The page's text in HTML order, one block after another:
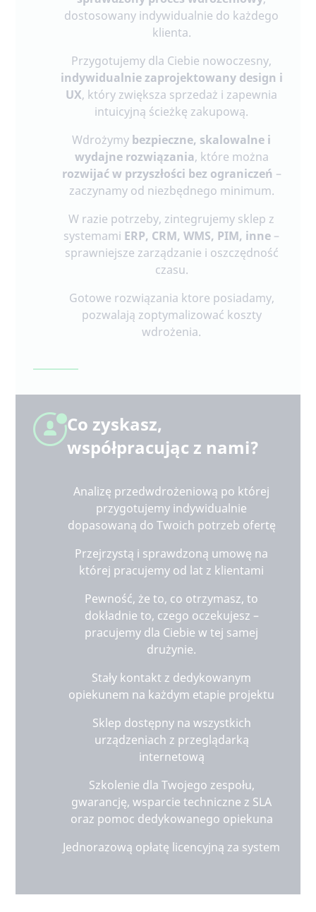
dostosowany indywidualnie do każdego
klienta.
Przygotujemy dla Ciebie nowoczesny,
indywidualnie zaprojektowany design i
UX, który zwiększa sprzedaż i zapewnia
intuicyjną ścieżkę zakupową.
Wdrożymy bezpieczne, skalowalne i
wydajne rozwiązania, które można
rozwijać w przyszłości bez ograniczeń –
zaczynamy od niezbędnego minimum.
W razie potrzeby, zintegrujemy sklep z
systemami ERP, CRM, WMS, PIM, inne –
sprawniejsze zarządzanie i oszczędność
czasu.
Gotowe rozwiązania ktore posiadamy,
pozwalają zoptymalizować koszty
wdrożenia.
Co zyskasz,
współpracując z nami?
Analizę przedwdrożeniową po której
przygotujemy indywidualnie
dopasowaną do Twoich potrzeb ofertę
Przejrzystą i sprawdzoną umowę na
której pracujemy od lat z klientami
Pewność, że to, co otrzymasz, to
dokładnie to, czego oczekujesz –
pracujemy dla Ciebie w tej samej
drużynie.
Stały kontakt z dedykowanym
opiekunem na każdym etapie projektu
Sklep dostępny na wszystkich
urządzeniach z przeglądarką
internetową
Szkolenie dla Twojego zespołu,
gwarancję, wsparcie techniczne z SLA
oraz pomoc dedykowanego opiekuna
Jednorazową opłatę licencyjną za system